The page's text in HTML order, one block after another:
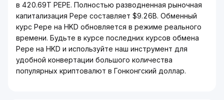
в 420.69T PEPE. Полностью разводненная рыночная
капитализация Pepe составляет $9.26B. Обменный
курс Pepe на HKD обновляется в режиме реального
времени. Будьте в курсе последних курсов обмена
Pepe на HKD и используйте наш инструмент для
удобной конвертации большого количества
популярных криптовалют в Гонконгский доллар.